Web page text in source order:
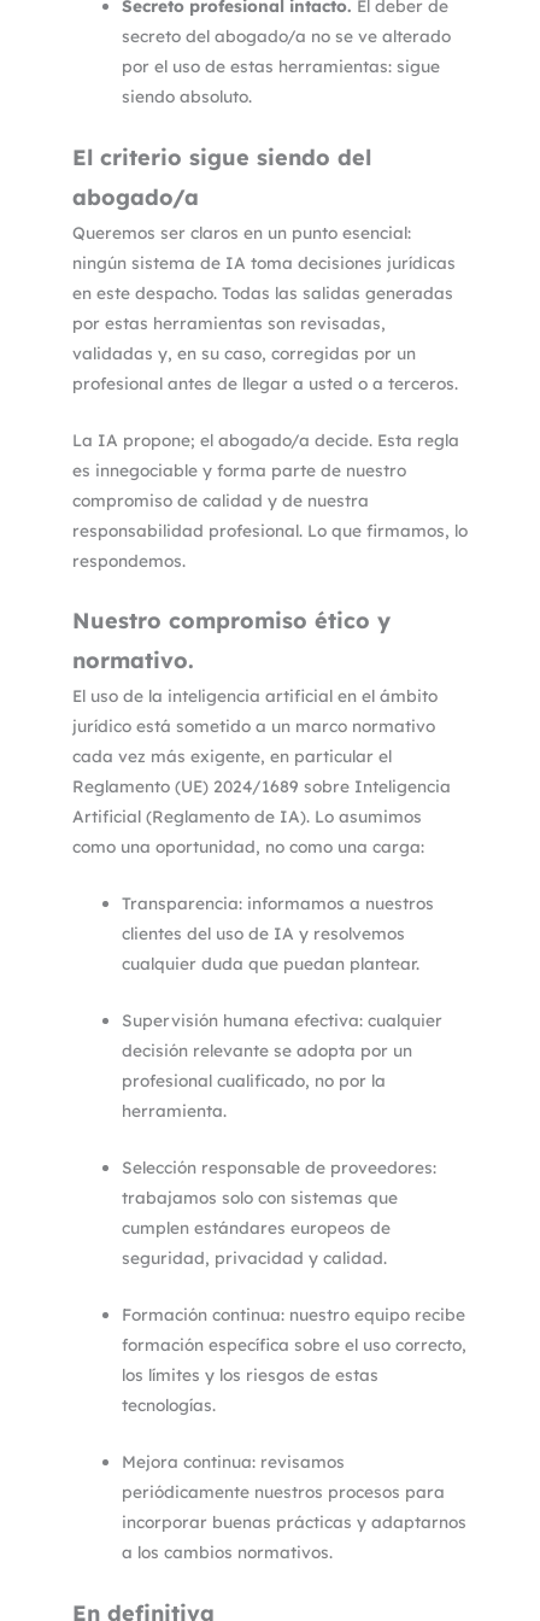
Secreto profesional intacto. El deber de
secreto del abogado/a no se ve alterado
por el uso de estas herramientas: sigue
siendo absoluto.
El criterio sigue siendo del
abogado/a
Queremos ser claros en un punto esencial:
ningún sistema de IA toma decisiones jurídicas
en este despacho. Todas las salidas generadas
por estas herramientas son revisadas,
validadas y, en su caso, corregidas por un
profesional antes de llegar a usted o a terceros.
La IA propone; el abogado/a decide. Esta regla
es innegociable y forma parte de nuestro
compromiso de calidad y de nuestra
responsabilidad profesional. Lo que firmamos, lo
respondemos.
Nuestro compromiso ético y
normativo.
El uso de la inteligencia artificial en el ámbito
jurídico está sometido a un marco normativo
cada vez más exigente, en particular el
Reglamento (UE) 2024/1689 sobre Inteligencia
Artificial (Reglamento de IA). Lo asumimos
como una oportunidad, no como una carga:
Transparencia: informamos a nuestros
clientes del uso de IA y resolvemos
cualquier duda que puedan plantear.
Supervisión humana efectiva: cualquier
decisión relevante se adopta por un
profesional cualificado, no por la
herramienta.
Selección responsable de proveedores:
trabajamos solo con sistemas que
cumplen estándares europeos de
seguridad, privacidad y calidad.
Formación continua: nuestro equipo recibe
formación específica sobre el uso correcto,
los límites y los riesgos de estas
tecnologías.
Mejora continua: revisamos
periódicamente nuestros procesos para
incorporar buenas prácticas y adaptarnos
a los cambios normativos.
En definitiva